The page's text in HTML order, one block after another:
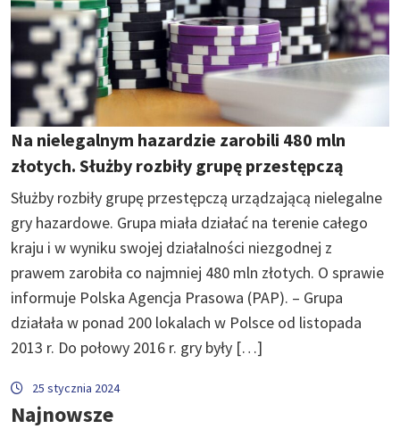
Na nielegalnym hazardzie zarobili 480 mln
złotych. Służby rozbiły grupę przestępczą
Służby rozbiły grupę przestępczą urządzającą nielegalne
gry hazardowe. Grupa miała działać na terenie całego
kraju i w wyniku swojej działalności niezgodnej z
prawem zarobiła co najmniej 480 mln złotych. O sprawie
informuje Polska Agencja Prasowa (PAP). – Grupa
działała w ponad 200 lokalach w Polsce od listopada
2013 r. Do połowy 2016 r. gry były […]
25 stycznia 2024
Najnowsze